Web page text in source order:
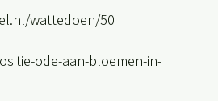
wattedoen/50
ode-aan-bloemen-in-